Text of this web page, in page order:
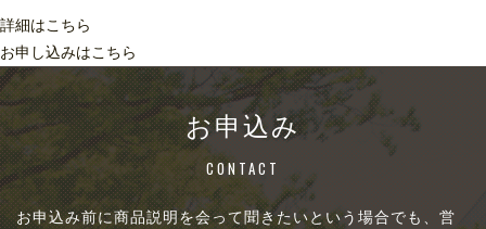
詳細はこちら
お申し込みはこちら
お申込み
CONTACT
お申込み前に商品説明を会って聞きたいという場合でも、営